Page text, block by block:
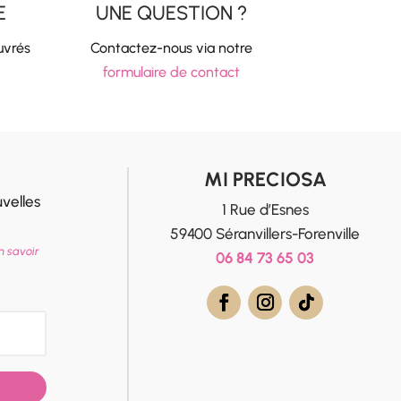
UNE QUESTION ?
Contactez-nous via notre
formulaire de contact
savoir
MI PRECIOSA
1 Rue d’Esnes
59400 Séranvillers-Forenville
06 84 73 65 03